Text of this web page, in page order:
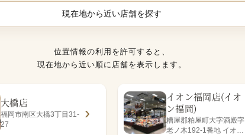
現在地から近い店舗を探す
位置情報の利用を許可すると、
現在地から近い順に店舗を表示します。
大橋店
福岡市南区大橋3丁目31-
27
イオン福岡店(イオ
ン福岡)
糟屋郡粕屋町大字酒殿字
老ノ木192-1番地 イオン